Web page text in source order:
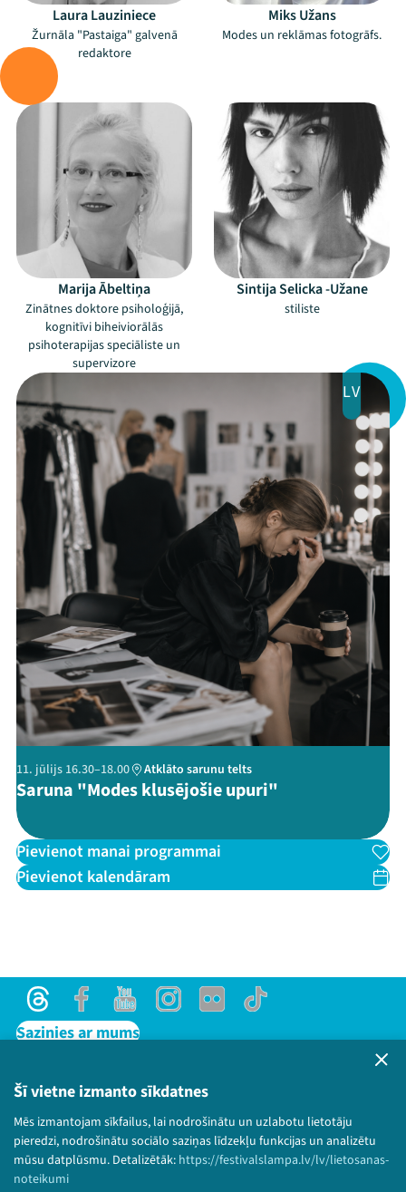
Šī vietne izmanto sīkdatnes
Mēs izmantojam sīkfailus, lai nodrošinātu un uzlabotu lietotāju
pieredzi, nodrošinātu sociālo saziņas līdzekļu funkcijas un analizētu
mūsu datplūsmu. Detalizētāk: https://festivalslampa.lv/lv/lietosanas-
noteikumi
Festivāls
Programma
Arhīvs
Viņi bija LAMPĀ 2026
Jaunumi
Kontakti
ThreadsFacebookYoutube Instagram
Flick TikTok
Laura Lauziniece
Žurnāla "Pastaiga" galvenā
redaktore
Miks Užans
Modes un reklāmas fotogrāfs.
Marija Ābeltiņa
Zinātnes doktore psiholoģijā,
kognitīvi biheiviorālās
psihoterapijas speciāliste un
supervizore
Sintija Selicka -Užane
stiliste
LV
11. jūlijs 16.30–18.00 Atklāto sarunu telts
Saruna "Modes klusējošie upuri"
Pievienot manai programmai
Pievienot kalendāram
ThreadsFacebookYoutubeInstagram
Flick TikTok
Sazinies ar mums
Lietošanas noteikumi un sīkdatņu politika
Bērnu aizsardzības politika
© 2026 Sarunu festivāls LAMPA Visas tiesības
paturētas.